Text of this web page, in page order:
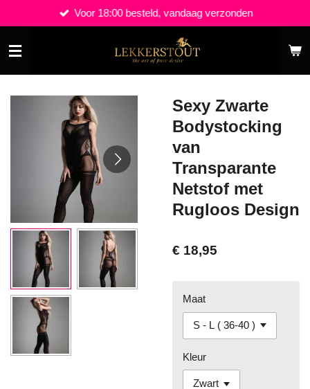
direct
naar
de
hoofdinhoud
Voor 18:00 besteld, vandaag verzonden
Sexy Zwarte
Bodystocking
van
Transparante
Netstof met
Rugloos Design
€ 18,95
Maat
Kleur